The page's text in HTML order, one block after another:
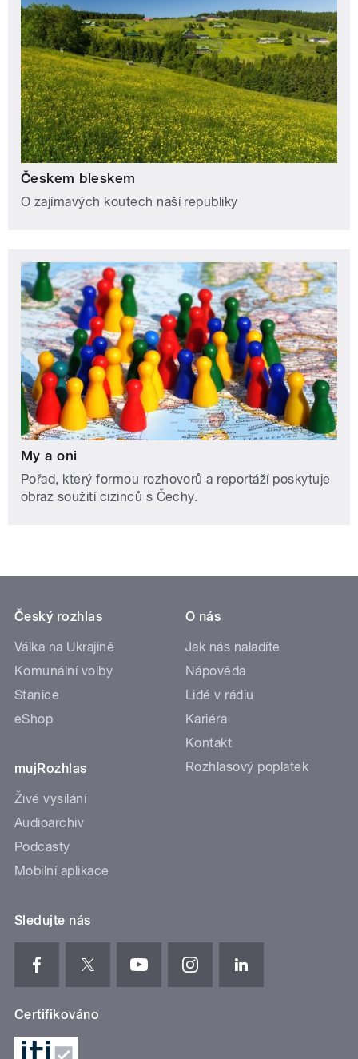
Českem bleskem
O zajímavých koutech naší republiky
My a oni
Pořad, který formou rozhovorů a reportáží poskytuje
obraz soužití cizinců s Čechy.
Český rozhlas
Válka na Ukrajině
Komunální volby
Stanice
eShop
mujRozhlas
Živé vysílání
Audioarchiv
Podcasty
Mobilní aplikace
O nás
Jak nás naladíte
Nápověda
Lidé v rádiu
Kariéra
Kontakt
Rozhlasový poplatek
Sledujte nás
Certifikováno